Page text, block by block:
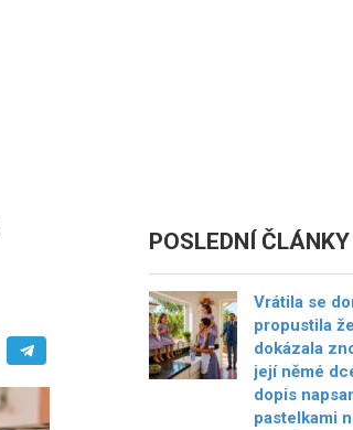
POSLEDNÍ ČLÁNKY
Vrátila se
propustila
dokázala
její němé
dopis
pastelkami